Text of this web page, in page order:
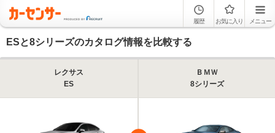
履歴 お気に入り メニュー
ESと8シリーズのカタログ情報を比較する
レクサス
ES
ＢＭＷ
8シリーズ